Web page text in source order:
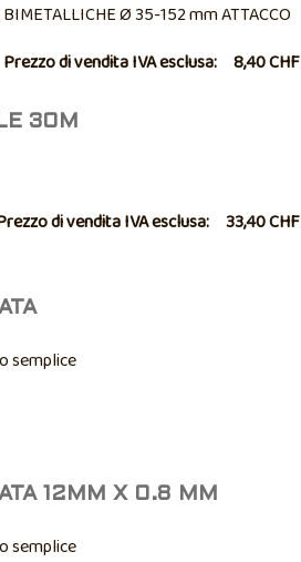
Ø 35-152 mm ATTACCO
Prezzo di vendita IVA esclusa:
8,40 CHF
30M
di vendita IVA esclusa: 33,40 CHF
semplice
12MM X 0.8 MM
semplice